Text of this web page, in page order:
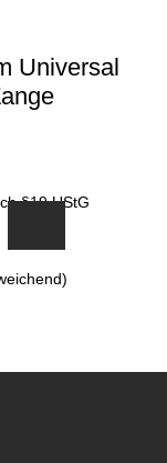
Universal
§19 UStG